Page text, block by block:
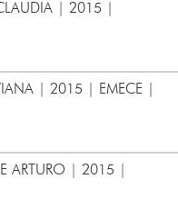
| 2015 |
| 2015 | EMECE |
ARTURO | 2015 |